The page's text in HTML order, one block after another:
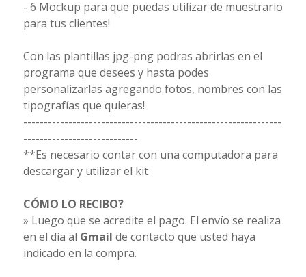
- 6 Mockup para que puedas utilizar de muestrario
para tus clientes!
Con las plantillas jpg-png podras abrirlas en el
programa que desees y hasta podes
personalizarlas agregando fotos, nombres con las
tipografías que quieras!
---------------------------------------------------------------
----------------------------
**Es necesario contar con una computadora para
descargar y utilizar el kit
CÓMO LO RECIBO?
» Luego que se acredite el pago. El envío se realiza
en el día al Gmail de contacto que usted haya
indicado en la compra.